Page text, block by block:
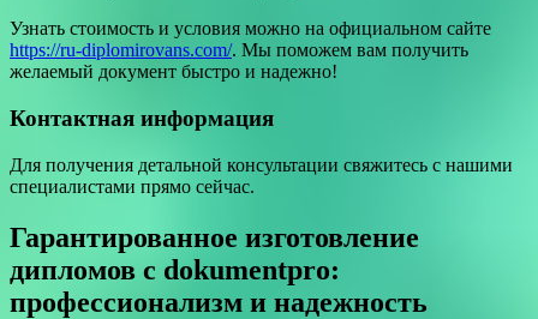
Узнать стоимость и условия можно на официальном сайте
https://ru-diplomirovans.com/. Мы поможем вам получить
желаемый документ быстро и надежно!
Контактная информация
Для получения детальной консультации свяжитесь с нашими
специалистами прямо сейчас.
Гарантированное изготовление
дипломов с dokumentpro:
профессионализм и надежность